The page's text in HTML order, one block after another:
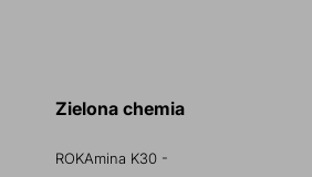
Zielona chemia
ROKAmina K30 -